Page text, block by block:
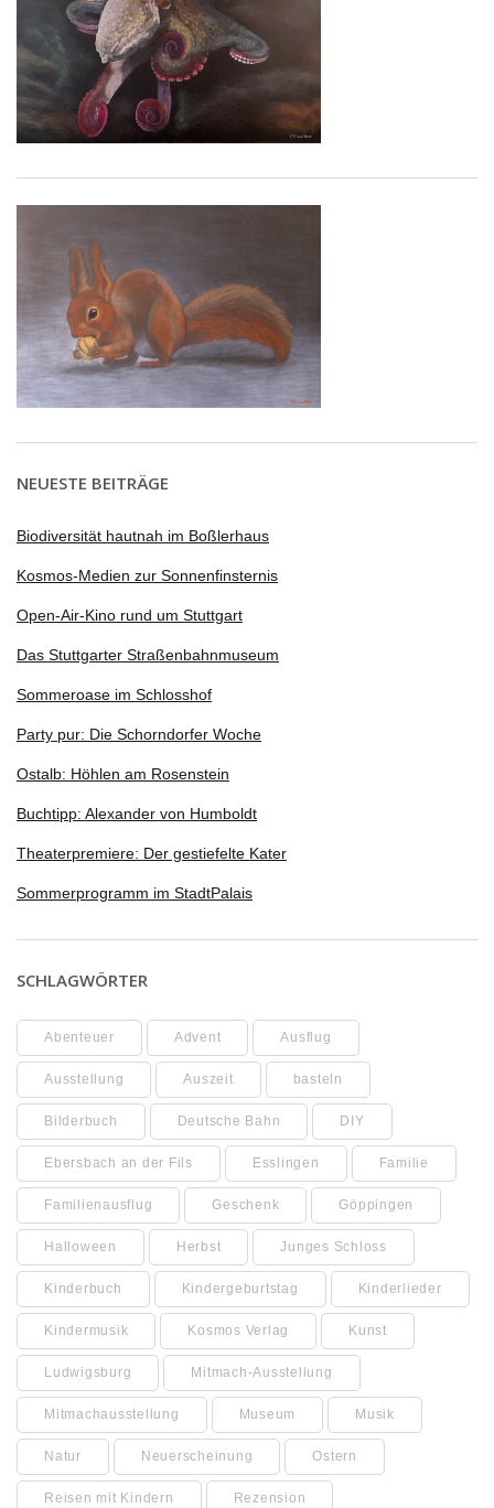
NEUESTE BEITRÄGE
Biodiversität hautnah im Boßlerhaus
Kosmos-Medien zur Sonnenfinsternis
Open-Air-Kino rund um Stuttgart
Das Stuttgarter Straßenbahnmuseum
Sommeroase im Schlosshof
Party pur: Die Schorndorfer Woche
Ostalb: Höhlen am Rosenstein
Buchtipp: Alexander von Humboldt
Theaterpremiere: Der gestiefelte Kater
Sommerprogramm im StadtPalais
SCHLAGWÖRTER
Abenteuer Advent Ausflug
Ausstellung Auszeit basteln
Bilderbuch Deutsche Bahn DIY
Ebersbach an der Fils Esslingen Familie
Familienausflug Geschenk Göppingen
Halloween Herbst Junges Schloss
Kinderbuch Kindergeburtstag Kinderlieder
Kindermusik Kosmos Verlag Kunst
Ludwigsburg Mitmach-Ausstellung
Mitmachausstellung Museum Musik
Natur Neuerscheinung Ostern
Reisen mit Kindern Rezension